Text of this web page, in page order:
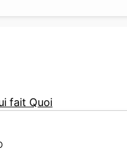
fait Quoi